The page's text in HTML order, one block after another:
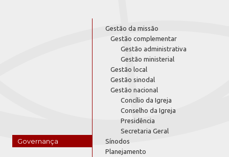
Governança
Gestão da missão
Gestão complementar
Gestão administrativa
Gestão ministerial
Gestão local
Gestão sinodal
Gestão nacional
Concílio da Igreja
Conselho da Igreja
Presidência
Secretaria Geral
Sínodos
Planejamento